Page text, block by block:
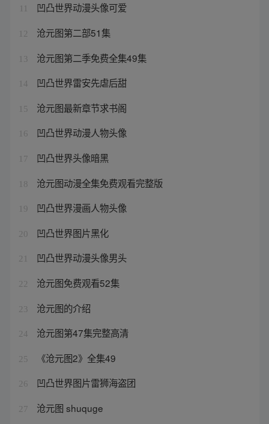
凹凸世界动漫头像可爱
12 沧元图第二部51集
13 沧元图第二季免费全集49集
14 凹凸世界雷安先虐后甜
15 沧元图最新章节求书阁
16 凹凸世界动漫人物头像
17 凹凸世界头像暗黑
18 沧元图动漫全集免费观看完整版
19 凹凸世界漫画人物头像
20 凹凸世界图片黑化
21 凹凸世界动漫头像男头
22 沧元图免费观看52集
23 沧元图的介绍
24 沧元图第47集完整高清
25 《沧元图2》全集49
26 凹凸世界图片雷狮海盗团
27 沧元图 shuquge